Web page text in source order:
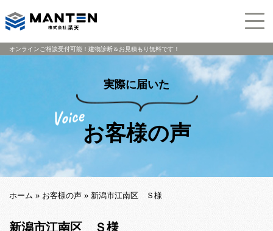
オンラインご相談受付可能！建物診断＆お見積もり無料です！
実際に届いた
お客様の声
ホーム » お客様の声 » 新潟市江南区 Ｓ様
新潟市江南区 Ｓ様